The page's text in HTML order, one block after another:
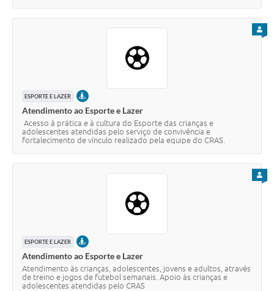
ESPORTE E LAZER PRESENCIAL
Atendimento ao Esporte e Lazer
Acesso à prática e à cultura do Esporte das crianças e
adolescentes atendidas pelo serviço de convivência e
fortalecimento de vínculo realizado pela equipe do CRAS.
ESPORTE E LAZER PRESENCIAL
Atendimento ao Esporte e Lazer
Atendimento às crianças, adolescentes, jovens e adultos, através
de treino e jogos de futebol semanais. Apoio às crianças e
adolescentes atendidas pelo CRAS